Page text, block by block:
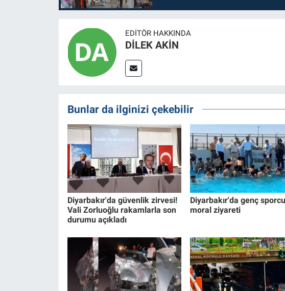
EDITÖR HAKKINDA
DİLEK AKİN
Bunlar da ilginizi çekebilir
Diyarbakır'da güvenlik zirvesi!
Vali Zorluoğlu rakamlarla son
durumu açıkladı
Diyarbakır'da genç
moral ziyareti